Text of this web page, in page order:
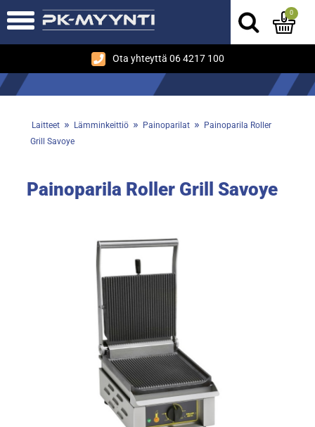
Ota yhteyttä 06 4217 100
0
Laitteet » Lämminkeittiö » Painoparilat »
Painoparila Roller
Grill Savoye
Painoparila Roller Grill Savoye